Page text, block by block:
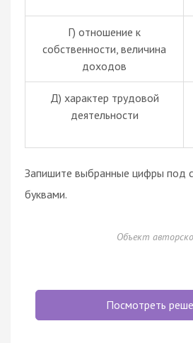
Г) отношение к
собственности, величина
доходов
Д) характер трудовой
деятельности
Запишите выбранные цифры под
буквами.
Объект
Посмотреть